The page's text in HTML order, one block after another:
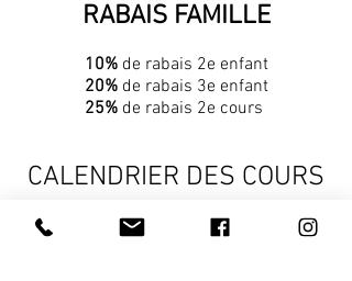
RABAIS FAMILLE
10% de rabais 2e enfant
20%de rabais 3e enfant
25% de rabais 2e cours
CALENDRIER DES COURS
DÉBUT DES COURS 12 SEPTEMBRE 2026.